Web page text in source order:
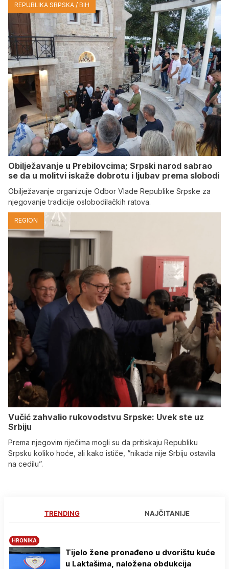
REPUBLIKA SRPSKA / BIH
Obilježavanje u Prebilovcima; Srpski narod sabrao
se da u molitvi iskaže dobrotu i ljubav prema slobodi
Obilježavanje organizuje Odbor Vlade Republike Srpske za
njegovanje tradicije oslobodilačkih ratova.
REGION
Vučić zahvalio rukovodstvu Srpske: Uvek ste uz
Srbiju
Prema njegovim riječima mogli su da pritiskaju Republiku
Srpsku koliko hoće, ali kako ističe, “nikada nije Srbiju ostavila
na cedilu”.
TRENDING NAJČITANIJE
HRONIKA
Tijelo žene pronađeno u dvorištu kuće
u Laktašima, naložena obdukcija